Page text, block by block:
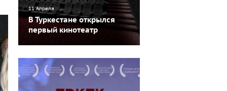
11 Апреля
В Туркестане открылся
первый кинотеатр